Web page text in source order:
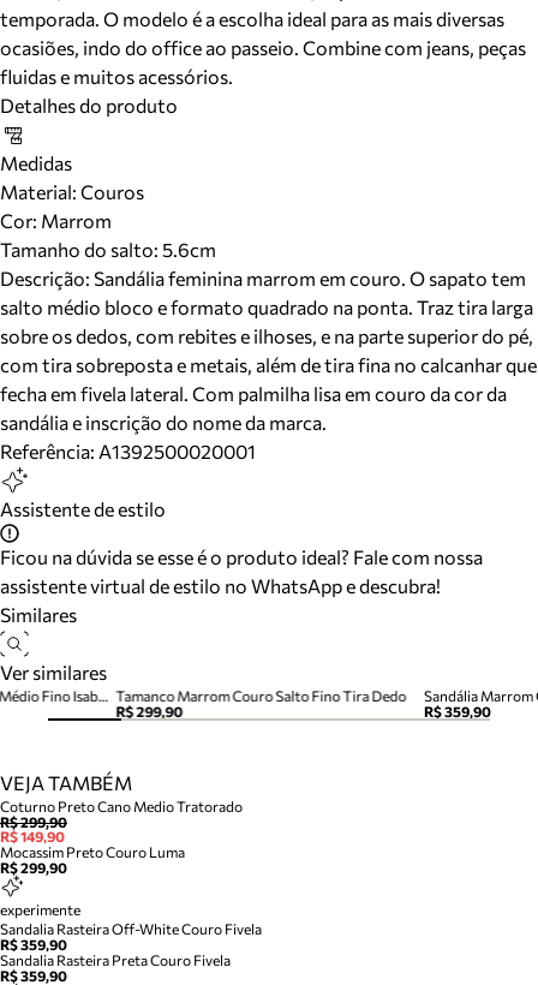
temporada. O modelo é a escolha ideal para as mais diversas
ocasiões, indo do office ao passeio. Combine com jeans, peças
fluidas e muitos acessórios.
Detalhes do produto
Medidas
Material: Couros
Cor: Marrom
Tamanho do salto: 5.6cm
Descrição: Sandália feminina marrom em couro. O sapato tem
salto médio bloco e formato quadrado na ponta. Traz tira larga
sobre os dedos, com rebites e ilhoses, e na parte superior do pé,
com tira sobreposta e metais, além de tira fina no calcanhar que
fecha em fivela lateral. Com palmilha lisa em couro da cor da
sandália e inscrição do nome da marca.
Referência: A1392500020001
Assistente de estilo
Ficou na dúvida se esse é o produto ideal? Fale com nossa
assistente virtual de estilo no WhatsApp e descubra!
Similares
Ver similares
Tamanco Marrom Couro Salto Fino Tira Dedo
R$ 299,90
Sandália Marrom
R$ 359,90
Sandália Marrom Couro Salto Médio Fino Isabelli
VEJA TAMBÉM
Coturno Preto Cano Medio Tratorado
R$ 299,90
R$ 149,90
Mocassim Preto Couro Luma
R$ 299,90
experimente
Sandalia Rasteira Off-White Couro Fivela
R$ 359,90
Sandalia Rasteira Preta Couro Fivela
R$ 359,90